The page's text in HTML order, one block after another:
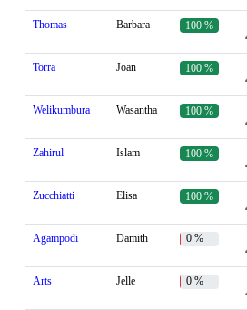
Thomas Barbara 100 %
Torra Joan 100 %
Welikumbura Wasantha 100 %
Zahirul Islam 100 %
Zucchiatti Elisa 100 %
Agampodi Damith 0 %
Arts Jelle 0 %